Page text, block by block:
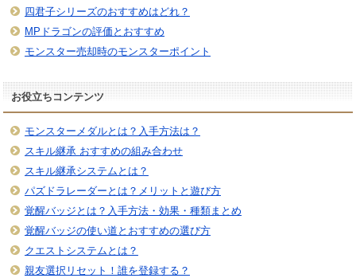
四君子シリーズのおすすめはどれ？
MPドラゴンの評価とおすすめ
モンスター売却時のモンスターポイント
お役立ちコンテンツ
モンスターメダルとは？入手方法は？
スキル継承 おすすめの組み合わせ
スキル継承システムとは？
パズドラレーダーとは？メリットと遊び方
覚醒バッジとは？入手方法・効果・種類まとめ
覚醒バッジの使い道とおすすめの選び方
クエストシステムとは？
親友選択リセット！誰を登録する？